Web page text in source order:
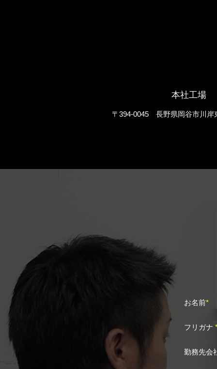
本社工場
〒394-0045 長野県岡谷市川岸
お名前*
フリガナ
勤務先会